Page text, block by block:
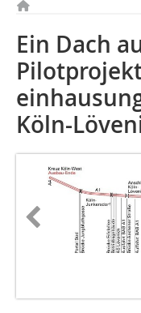
Ein Dach
Köln-